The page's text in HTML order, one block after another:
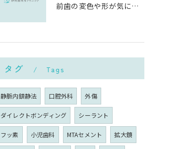
前歯の変色や形が気になる…削らずにきれいに整える「ダイレクトボンディング」とは？
タグ Tags
静脈内鎮静法 口腔外科 外傷
ダイレクトボンディング シーラント
フッ素 小児歯科 MTAセメント 拡大鏡